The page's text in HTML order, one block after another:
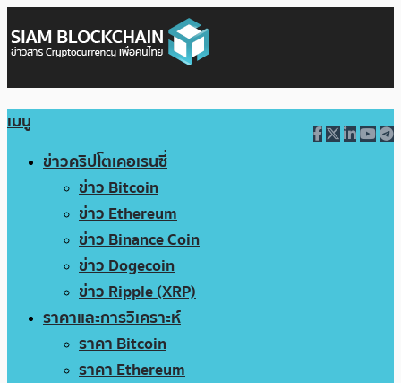
เมนู
ข่าวคริปโตเคอเรนซี่
ข่าว Bitcoin
ข่าว Ethereum
ข่าว Binance Coin
ข่าว Dogecoin
ข่าว Ripple (XRP)
ราคาและการวิเคราะห์
ราคา Bitcoin
ราคา Ethereum